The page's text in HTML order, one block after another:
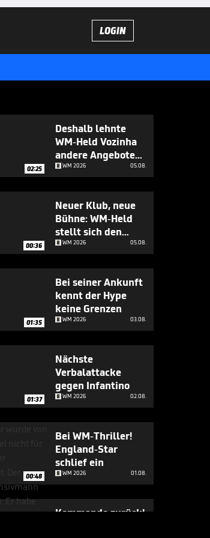
LOGIN
02:25
Deshalb lehnte
WM-Held Vozinha
andere Angebote
abWM 2026 05.08.
00:36
Neuer Klub, neue
Bühne: WM-Held
stellt sich den
Fragen
WM 2026 05.08.
01:35
Bei seiner Ankunft
kennt der Hype
keine Grenzen
WM 2026 03.08.
01:37
Nächste
Verbalattacke
gegen Infantino
WM 2026 02.08.
00:48
Bei WM-Thriller!
England-Star
schlief ein
WM 2026 01.08.
Kommando zurück!